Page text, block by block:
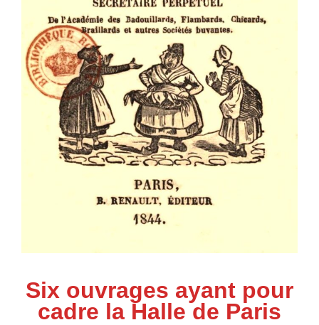
Six ouvrages ayant pour
cadre la Halle de Paris